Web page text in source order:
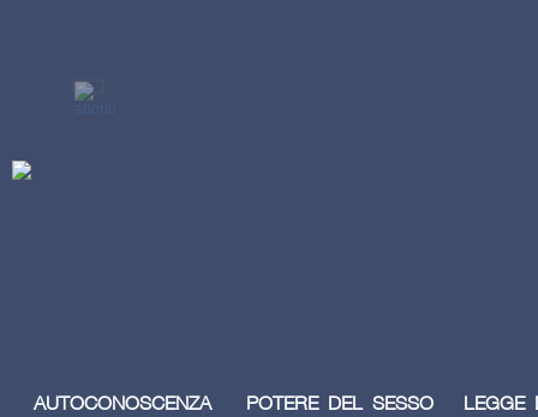
AUTOCONOSCENZA POTERE DEL SESSO LEGGE